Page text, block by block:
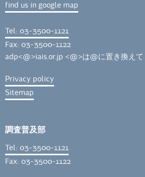
find us in google map
Tel: 03-3500-1121
Fax: 03-3500-1122
adp<@>iais.or.jp <@>は@に置き換えて
Privacy policy
Sitemap
調査普及部
Tel: 03-3500-1121
Fax: 03-3500-1122